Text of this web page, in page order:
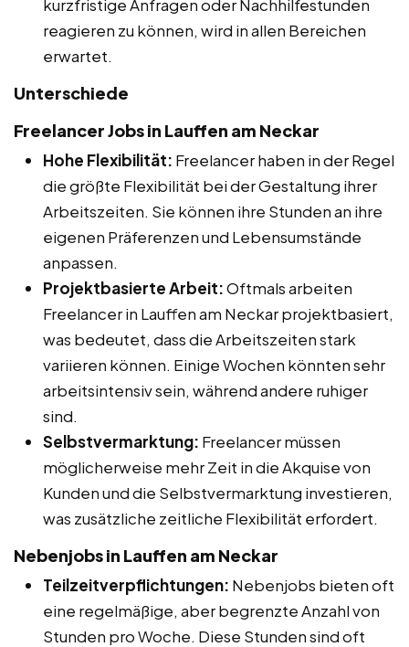
kurzfristige Anfragen oder Nachhilfestunden
reagieren zu können, wird in allen Bereichen
erwartet.
Unterschiede
Freelancer Jobs in Lauffen am Neckar
Hohe Flexibilität: Freelancer haben in der Regel
die größte Flexibilität bei der Gestaltung ihrer
Arbeitszeiten. Sie können ihre Stunden an ihre
eigenen Präferenzen und Lebensumstände
anpassen.
Projektbasierte Arbeit:Oftmals arbeiten
Freelancer in Lauffen am Neckar projektbasiert,
was bedeutet, dass die Arbeitszeiten stark
variieren können. Einige Wochen könnten sehr
arbeitsintensiv sein, während andere ruhiger
sind.
Selbstvermarktung: Freelancer müssen
möglicherweise mehr Zeit in die Akquise von
Kunden und die Selbstvermarktung investieren,
was zusätzliche zeitliche Flexibilität erfordert.
Nebenjobs in Lauffen am Neckar
Teilzeitverpflichtungen: Nebenjobs bieten oft
eine regelmäßige, aber begrenzte Anzahl von
Stunden pro Woche. Diese Stunden sind oft